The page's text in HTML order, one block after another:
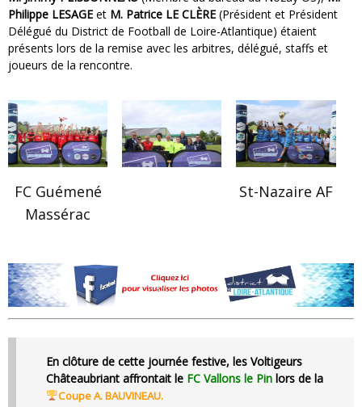
Philippe LESAGE et M. Patrice LE CLÈRE (Président et Président
Délégué du District de Football de Loire-Atlantique) étaient
présents lors de la remise avec les arbitres, délégué, staffs et
joueurs de la rencontre.
FC Guémené
Massérac
St-Nazaire AF
En clôture de cette journée festive, les Voltigeurs
Châteaubriant affrontait le FC Vallons le Pin lors de la
Coupe A. BAUVINEAU.